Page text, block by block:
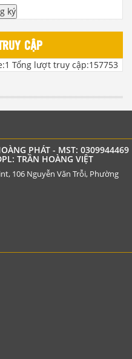
ký
CẬP
1 Tổng lượt truy cập:157753
PHÁT - MST: 0309944469
TRẦN HOÀNG VIỆT
106 Nguyễn Văn Trỗi, Phường